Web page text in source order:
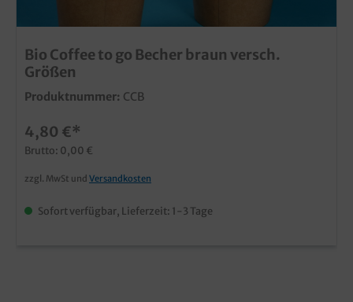
Bio Coffee to go Becher braun versch.
Größen
Produktnummer: CCB
4,80 €*
Brutto: 0,00 €
zzgl. MwSt und Versandkosten
Sofort verfügbar, Lieferzeit: 1-3 Tage